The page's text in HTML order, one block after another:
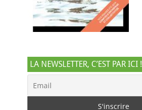
LA NEWSLETTER, C’EST PAR ICI !